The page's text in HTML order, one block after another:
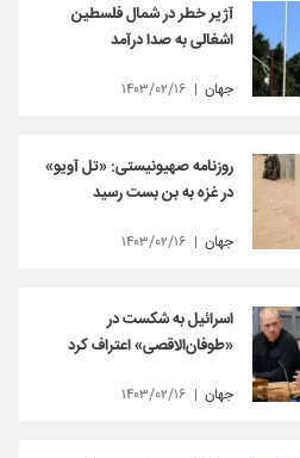
آژیر خطر در شمال فلسطین
اشغالی به صدا درآمد
جهان ۱۴۰۳/۰۲/۱۶
روزنامه صهیونیستی: «تل آویو»
در غزه به بن بست رسید
جهان ۱۴۰۳/۰۲/۱۶
اسرائیل به شکست در
«طوفان‌الاقصی» اعتراف کرد
جهان ۱۴۰۳/۰۲/۱۶